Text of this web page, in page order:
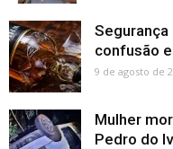
confusão
9 de agosto de
Mulher
Pedro do